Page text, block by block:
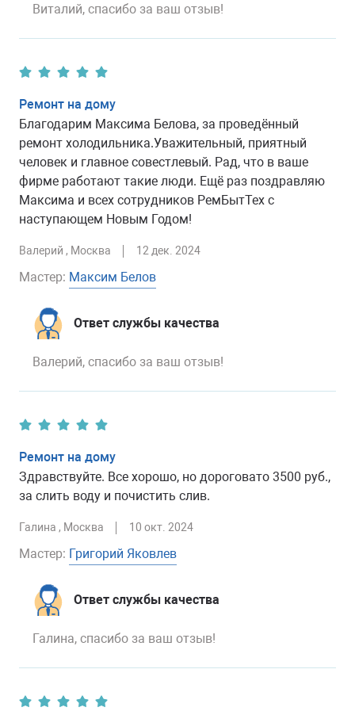
Виталий, спасибо за ваш отзыв!
Ремонт на дому
Благодарим Максима Белова, за проведённый
ремонт холодильника.Уважительный, приятный
человек и главное совестлевый. Рад, что в ваше
фирме работают такие люди. Ещё раз поздравляю
Максима и всех сотрудников РемБытТех с
наступающем Новым Годом!
Валерий , Москва 12 дек. 2024
Мастер: Максим Белов
Ответ службы качества
Валерий, спасибо за ваш отзыв!
Ремонт на дому
Здравствуйте. Все хорошо, но дороговато 3500 руб.,
за слить воду и почистить слив.
Галина , Москва 10 окт. 2024
Мастер: Григорий Яковлев
Ответ службы качества
Галина, спасибо за ваш отзыв!